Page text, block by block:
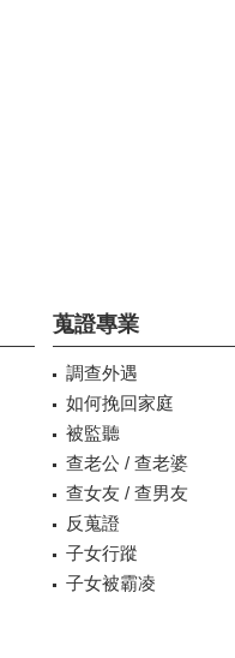
蒐證專業
調查外遇
如何挽回家庭
被監聽
查老公 / 查老婆
查女友 / 查男友
反蒐證
子女行蹤
子女被霸凌